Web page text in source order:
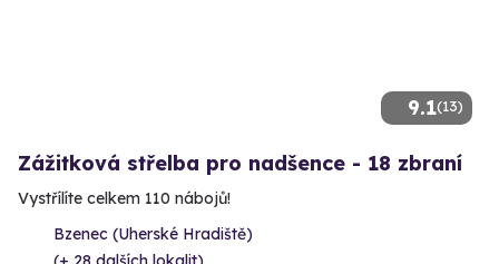
9.1(13)
Zážitková střelba pro nadšence - 18 zbraní
Vystřílíte celkem 110 nábojů!
Bzenec (Uherské Hradiště)